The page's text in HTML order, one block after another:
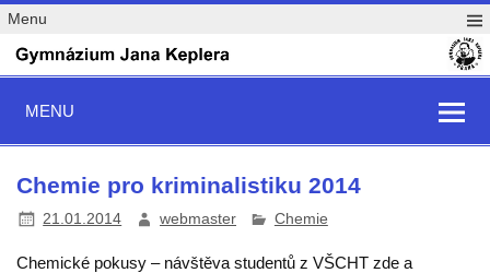
Menu
MENU
Chemie pro kriminalistiku 2014
21.01.2014 webmaster Chemie
Chemické pokusy – návštěva studentů z VŠCHT zde a